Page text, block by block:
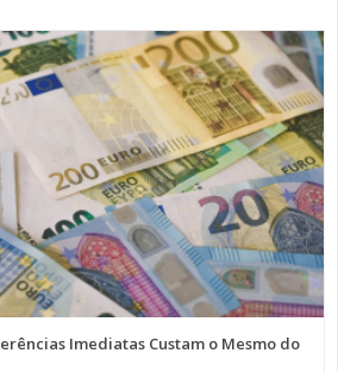
Imediatas Custam o Mesmo do